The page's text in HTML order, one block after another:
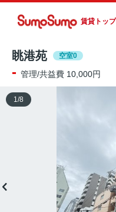
賃貸トップ
眺港苑 空室0
- 管理/共益費 10,000円
1 /8